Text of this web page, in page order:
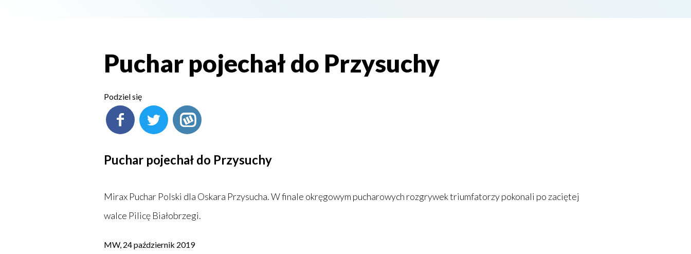
Puchar pojechał do Przysuchy
Podziel się
Puchar pojechał do Przysuchy
Mirax Puchar Polski dla Oskara Przysucha. W finale okręgowym pucharowych rozgrywek triumfatorzy pokonali po zaciętej
walce Pilicę Białobrzegi.
MW, 24 październik 2019